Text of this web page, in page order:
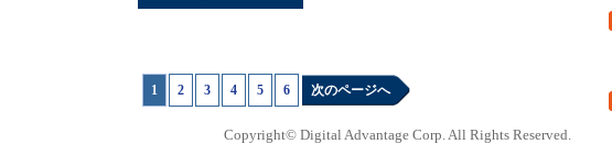
ろう。ところが、すでにWindows XPを
ウェアごと代替するケースが少なくな
念ながら、後述するように、Windows
7への上書きアップグレードはサポートされていない。
1 2 3 4 5 6 次のページへ
Copyright© Digital Advantage Corp. All Rights Reserved.